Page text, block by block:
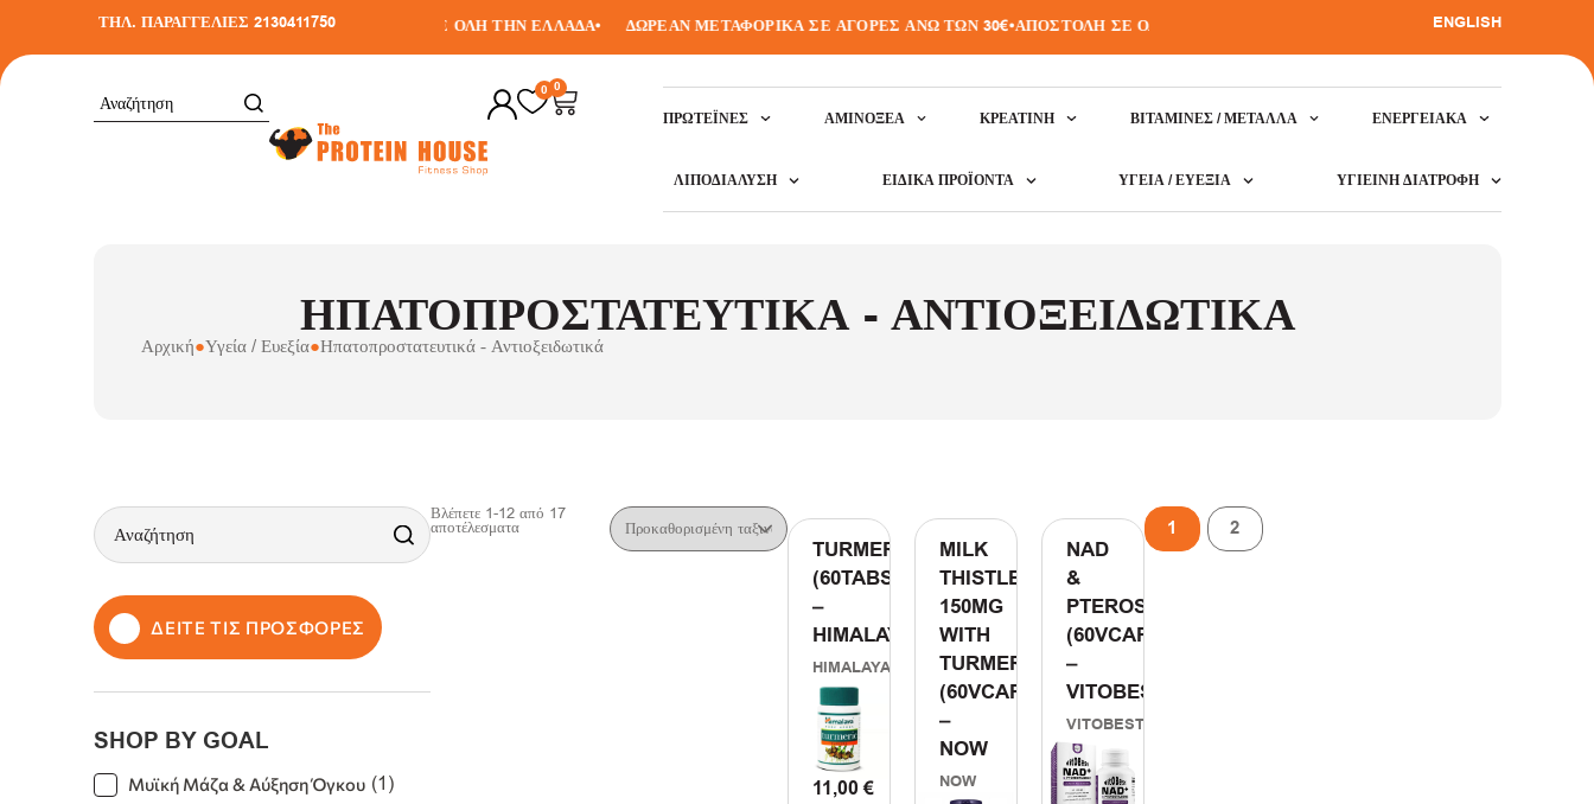
ΤΗΛ. ΠΑΡΑΓΓΕΛΙΕΣ 2130411750
ΣΕ ΑΓΟΡΕΣ ΑΝΩ ΤΩΝ 30€•ΑΠΟΣΤΟΛΗ ΣΕ ΟΛΗ ΤΗΝ ΕΛΛΑΔΑ• ΔΩΡΕΑΝ ΜΕΤΑΦΟΡΙΚΑ ΣΕ ΑΓΟΡΕΣ ΑΝΩ ΤΩΝ 30€•ΑΠΟΣΤΟΛΗ ΣΕ ΟΛΗ ΤΗΝ ΕΛΛΑΔΑ ENGLISH
0 0
ΠΡΩΤΕΪ́ΝΕΣ ΑΜΙΝΟΞΈΑ ΚΡΕΑΤΙΝΗ ΒΙΤΑΜΊΝΕΣ / ΜΈΤΑΛΛΑ ΕΝΕΡΓΕΙΑΚΆ
ΛΙΠΟΔΙΆΛΥΣΗ ΕΙΔΙΚΆ ΠΡΟΪΌΝΤΑ ΥΓΕΊΑ / ΕΥΕΞΊΑ ΥΓΙΕΙΝΉ ΔΙΑΤΡΟΦΉ
ΗΠΑΤΟΠΡΟΣΤΑΤΕΥΤΙΚΆ - ΑΝΤΙΟΞΕΙΔΩΤΙΚΆ
Αρχική●Υγεία / Ευεξία●Ηπατοπροστατευτικά - Αντιοξειδωτικά
ΔΕΙΤΕ ΤΙΣ ΠΡΟΣΦΟΡΕΣ
SHOP BY GOAL
Μυϊκή Μάζα & Αύξηση Όγκου (1)
Βλέπετε 1-12 από 17
αποτέλεσματα
TURMERIC
(60TABS)
–
HIMALAYA
HIMALAYA
11,00€
MILK
THISTLE
150MG
WITH
TURMERIC
(60VCAPS)
–
NOW
NOW
NAD
&
PTEROSTILBENE
(60VCAPS)
–
VITOBEST
VITOBEST
1 2